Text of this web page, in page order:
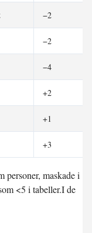
−2
−2
−4
+2
+1
+3
personer, maskade i
<5 i tabeller.I de